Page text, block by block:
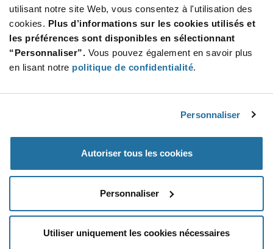
utilisant notre site Web, vous consentez à l'utilisation des
cookies. Plus d’informations sur les cookies utilisés et
les préférences sont disponibles en sélectionnant
“Personnaliser”. Vous pouvez également en savoir plus
en lisant notre politique de confidentialité.
Personnaliser
Autoriser tous les cookies
Personnaliser
Utiliser uniquement les cookies nécessaires
Semtech — RClamp Series
More Information on ESD Protection & Diode Array